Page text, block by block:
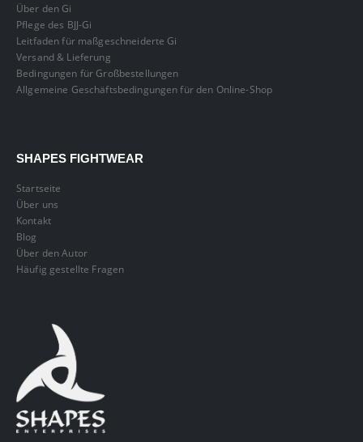
Über den Gi
Pflege des BJJ-Gi
Leitfaden für maßgeschneiderte Gi
Versand & Lieferung
Bedingungen für Großbestellungen
Allgemeine Geschäftsbedingungen für den Online-Shop
SHAPES FIGHTWEAR
Startseite
Über uns
Kontakt
Blog
Über den Autor
Häufig gestellte Fragen